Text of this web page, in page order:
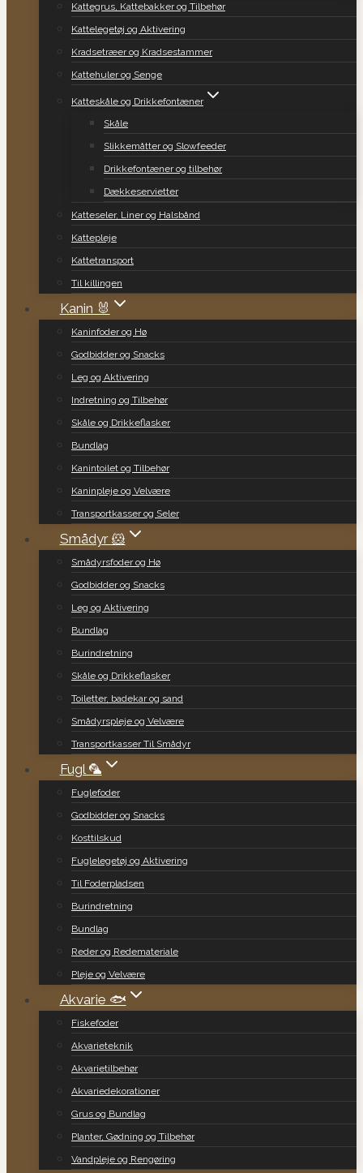
Kattegrus, Kattebakker og Tilbehør
Kattelegetøj og Aktivering
Kradsetræer og Kradsestammer
Kattehuler og Senge
Katteskåle og Drikkefontæner
Skåle
Slikkemåtter og Slowfeeder
Drikkefontæner og tilbehør
Dækkeservietter
Katteseler, Liner og Halsbånd
Kattepleje
Kattetransport
Til killingen
Kanin 🐰
Kaninfoder og Hø
Godbidder og Snacks
Leg og Aktivering
Indretning og Tilbehør
Skåle og Drikkeflasker
Bundlag
Kanintoilet og Tilbehør
Kaninpleje og Velvære
Transportkasser og Seler
Smådyr 🐹
Smådyrsfoder og Hø
Godbidder og Snacks
Leg og Aktivering
Bundlag
Burindretning
Skåle og Drikkeflasker
Toiletter, badekar og sand
Smådyrspleje og Velvære
Transportkasser Til Smådyr
Fugl 🦜
Fuglefoder
Godbidder og Snacks
Kosttilskud
Fuglelegetøj og Aktivering
Til Foderpladsen
Burindretning
Bundlag
Reder og Redemateriale
Pleje og Velvære
Akvarie 🐟
Fiskefoder
Akvarieteknik
Akvarietilbehør
Akvariedekorationer
Grus og Bundlag
Planter, Gødning og Tilbehør
Vandpleje og Rengøring